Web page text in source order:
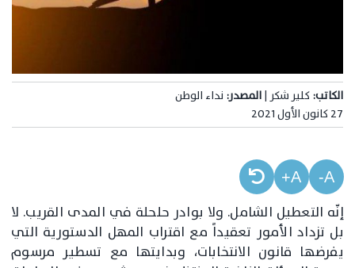
الكاتب:كلير شكر |المصدر: نداء الوطن
27 كانون الأول 2021
A-
A+
إنّه التعطيل الشامل. ولا بوادر حلحلة في المدى القريب. لا
بل تزداد الأمور تعقيداً مع اقتراب المهل الدستورية التي
يفرضها قانون الانتخابات، وبدايتها مع تسطير مرسوم